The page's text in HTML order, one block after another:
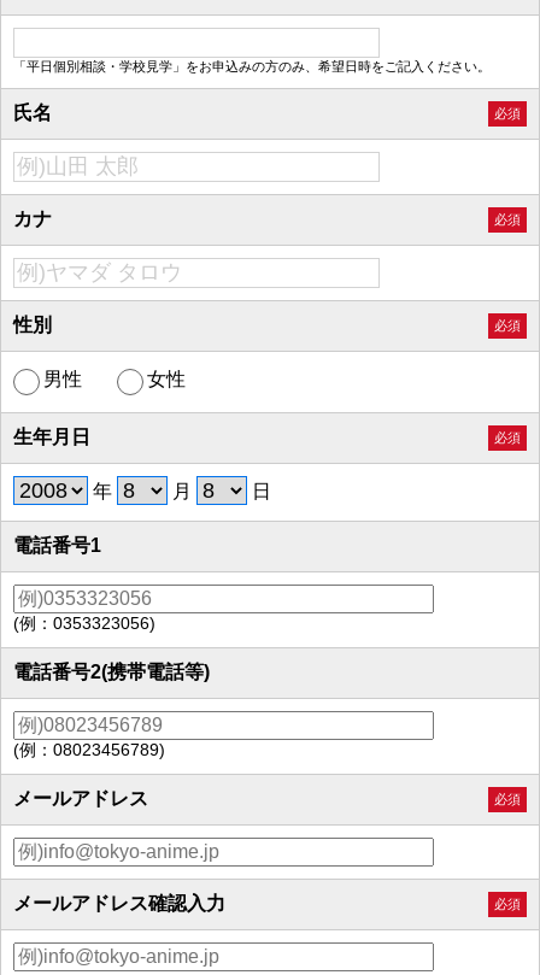
「平日個別相談・学校見学」をお申込みの方のみ、希望日時をご記入ください。
氏名 必須
カナ 必須
性別 必須
男性 女性
生年月日 必須
年 月 日
電話番号1
(例：0353323056)
電話番号2(携帯電話等)
(例：08023456789)
メールアドレス 必須
メールアドレス確認入力 必須